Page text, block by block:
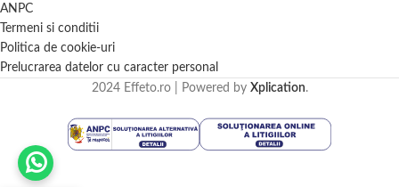
ANPC
Termeni si conditii
Politica de cookie-uri
Prelucrarea datelor cu caracter personal
2024 Effeto.ro | Powered by Xplication.